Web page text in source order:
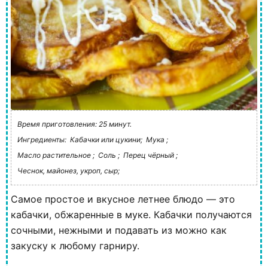
Время приготовления: 25 минут.
Ингредиенты: Кабачки или цукини; Мука ;
Масло растительное ; Соль ; Перец чёрный ;
Чеснок, майонез, укроп, сыр;
Самое простое и вкусное летнее блюдо — это
кабачки, обжаренные в муке. Кабачки получаются
сочными, нежными и подавать из можно как
закуску к любому гарниру.